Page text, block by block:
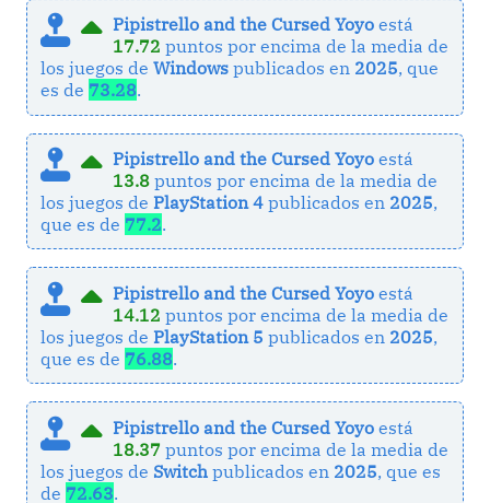
Pipistrello and the Cursed Yoyo está
17.72 puntos por encima de la media de
los juegos deWindows publicados en 2025, que
es de 73.28.
Pipistrello and the Cursed Yoyo está
13.8 puntos por encima de la media de
los juegos dePlayStation 4 publicados en 2025,
que es de 77.2.
Pipistrello and the Cursed Yoyo está
14.12 puntos por encima de la media de
los juegos dePlayStation 5 publicados en 2025,
que es de 76.88.
Pipistrello and the Cursed Yoyo está
18.37 puntos por encima de la media de
los juegos de Switch publicados en 2025, que es
de 72.63.